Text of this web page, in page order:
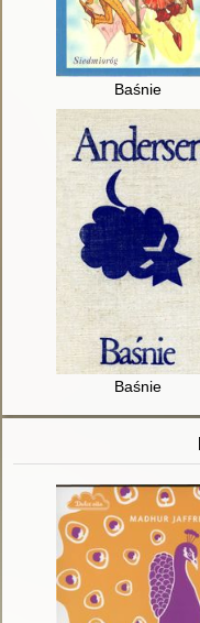
Baśnie
Baśnie